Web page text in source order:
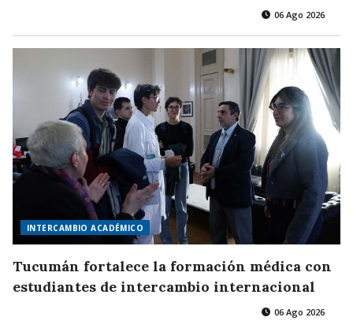
06 Ago 2026
INTERCAMBIO ACADÉMICO
Tucumán fortalece la formación médica con
estudiantes de intercambio internacional
06 Ago 2026